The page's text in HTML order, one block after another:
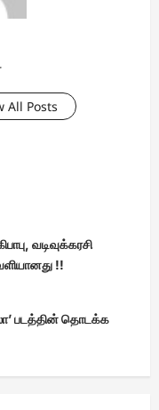
All Posts
வடிவுக்கரசி
!!
படத்தின் தொடக்க